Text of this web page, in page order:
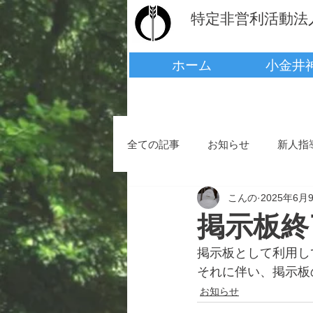
特定非営利活動
ホーム 小金井
全ての記事 お知らせ 新人指
掲示板
こんの 2025年6月
掲示板として利用
それに伴い、掲示
お知らせ